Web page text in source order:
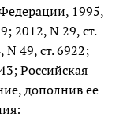
1995,
2012, N 29, ст.
N 49, ст. 6922;
Российская
дополнив ее